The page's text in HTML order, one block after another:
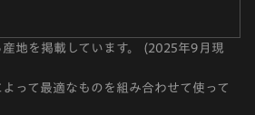
地を掲載しています。 (2025年9月現
って最適なものを組み合わせて使って